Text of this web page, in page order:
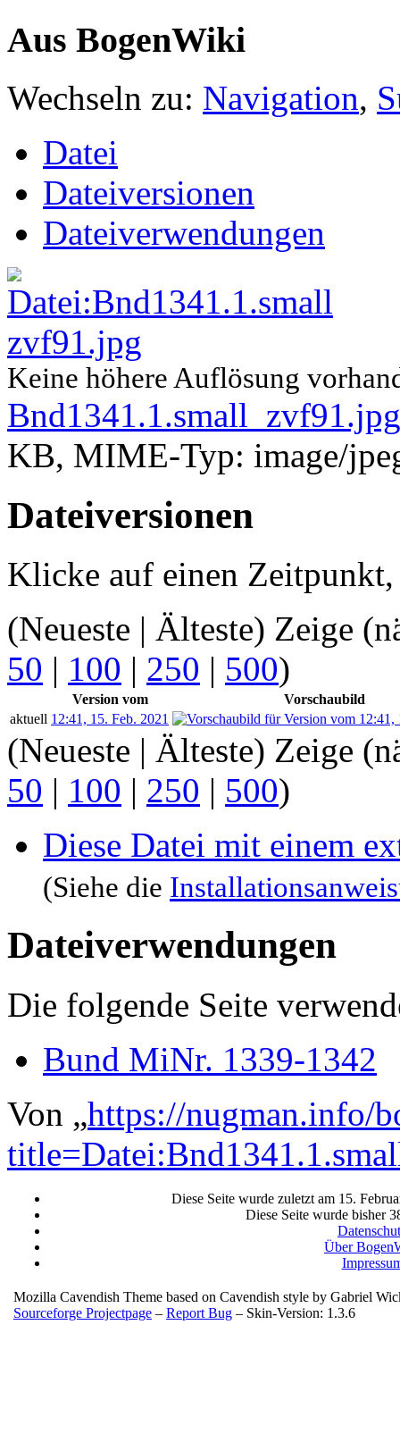
Aus BogenWiki
Wechseln zu: Navigation,
Datei
Dateiversionen
Dateiverwendungen
Keine höhere Auflösung
Bnd1341.1.small_zvf91.jpg
KB, MIME-Typ: image/
Dateiversionen
Klicke auf einen Zeitpunkt,
(Neueste | Älteste) Zeige
50 | 100 | 250 | 500)
Version vom
Vorschaubild
aktuell 12:41, 15. Feb. 2021
(Neueste | Älteste) Zeige
50 | 100 | 250 | 500)
Diese Datei mit einem
(Siehe die
Dateiverwendungen
Die folgende Seite
Bund MiNr. 1339-1342
Von „https://nugman.info/
Diese Seite wurde zuletzt am 15.
Diese Seite wurde bisher
Über
Mozilla Cavendish Theme based on Cavendish style by Gabriel
Sourceforge Projectpage – Report Bug – Skin-Version: 1.3.6